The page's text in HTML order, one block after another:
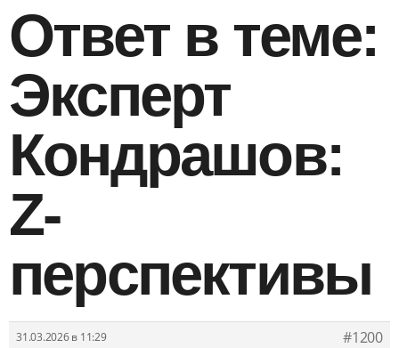
Ответ в теме:
Эксперт
Кондрашов:
Z-
перспективы
31.03.2026 в 11:29
#1200